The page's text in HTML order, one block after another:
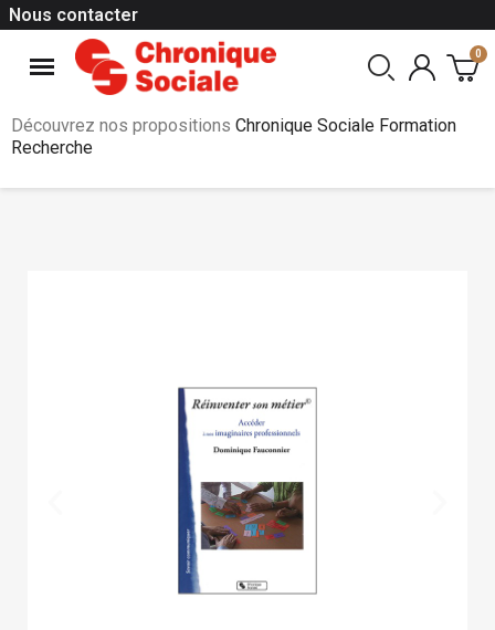
Nous contacter
Découvrez nos propositions Chronique Sociale Formation
Recherche